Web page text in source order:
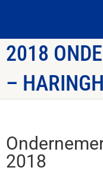
2018
–
2018